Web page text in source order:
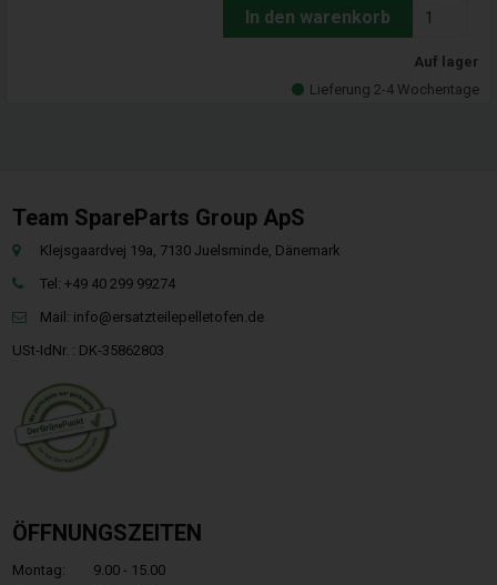
In den warenkorb
Auf lager
Lieferung 2-4 Wochentage
Team SpareParts Group ApS
Klejsgaardvej 19a, 7130 Juelsminde, Dänemark
Tel: +49 40 299 99274
Mail: info@ersatzteilepelletofen.de
USt-IdNr. : DK-35862803
ÖFFNUNGSZEITEN
Montag:
9.00 - 15.00